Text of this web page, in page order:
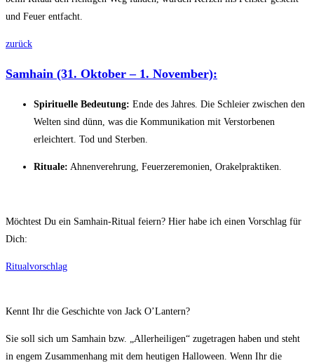
und Feuer entfacht.
zurück
Samhain (31. Oktober – 1. November):
Spirituelle Bedeutung: Ende des Jahres. Die Schleier zwischen den
Welten sind dünn, was die Kommunikation mit Verstorbenen
erleichtert. Tod und Sterben.
Rituale: Ahnenverehrung, Feuerzeremonien, Orakelpraktiken.
Möchtest Du ein Samhain-Ritual feiern? Hier habe ich einen Vorschlag für
Dich:
Ritualvorschlag
Kennt Ihr die Geschichte von Jack O’Lantern?
Sie soll sich um Samhain bzw. „Allerheiligen“ zugetragen haben und steht
in engem Zusammenhang mit dem heutigen Halloween. Wenn Ihr die